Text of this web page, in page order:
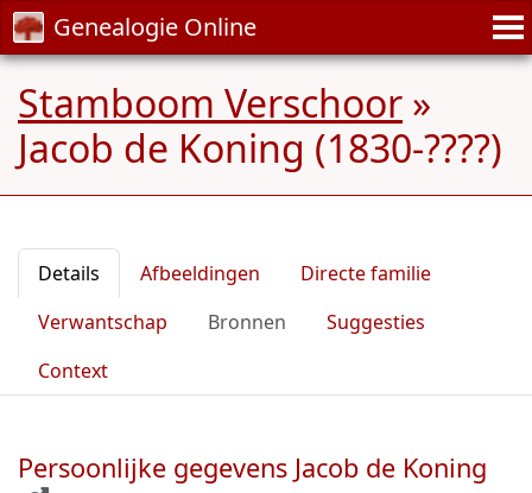
Genealogie Online
Stamboom Verschoor »
Jacob de Koning (1830-????)
Details Afbeeldingen
Directe familie
Verwantschap
Bronnen
Suggesties
Context
Persoonlijke gegevens Jacob de Koning